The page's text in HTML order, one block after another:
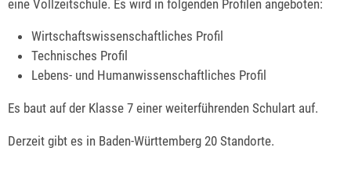
eine Vollzeitschule. Es wird in folgenden Profilen angeboten:
Wirtschaftswissenschaftliches Profil
Technisches Profil
Lebens- und Humanwissenschaftliches Profil
Es baut auf der Klasse 7 einer weiterführenden Schulart auf.
Derzeit gibt es in Baden-Württemberg 20 Standorte.